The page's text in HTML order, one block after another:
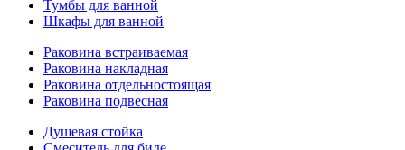
Тумбы для ванной
Шкафы для ванной
Раковина встраиваемая
Раковина накладная
Раковина отдельностоящая
Раковина подвесная
Душевая стойка